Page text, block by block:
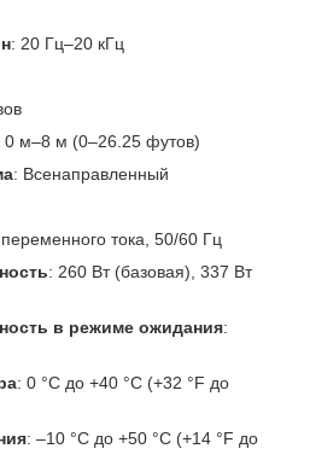
: 20 Гц–20 кГц
0 м–8 м (0–26.25 футов)
: Всенаправленный
тока, 50/60 Гц
: 260 Вт (базовая), 337 Вт
в режиме ожидания:
: 0 °C до +40 °C (+32 °F до
: –10 °C до +50 °C (+14 °F до